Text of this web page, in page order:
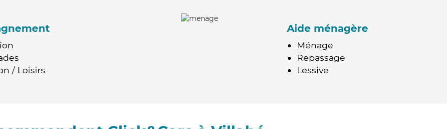
/ Loisirs
Aide ménagère
Ménage
Repassage
Lessive